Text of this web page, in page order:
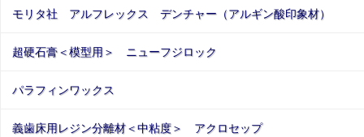
モリタ社 アルフレックス デンチャー（アルギン酸印象材）
超硬石膏＜模型用＞ ニューフジロック
パラフィンワックス
義歯床用レジン分離材＜中粘度＞ アクロセップ